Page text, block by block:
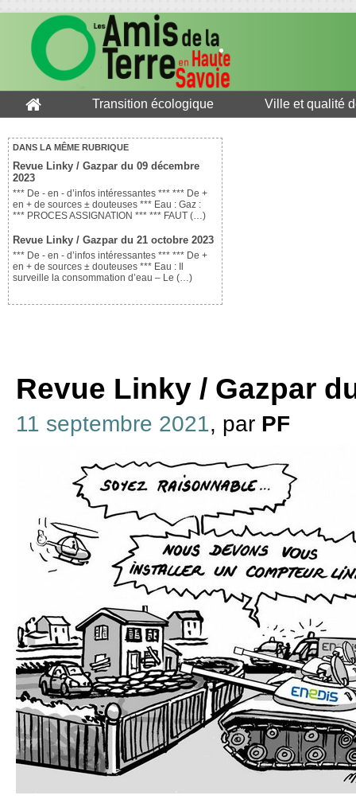
Transition écologique Ville et qualité
DANS LA MÊME RUBRIQUE
Revue Linky / Gazpar du 09 décembre
2023
*** De - en - d’infos intéressantes *** *** De +
en + de sources ± douteuses *** Eau : Gaz :
*** PROCES ASSIGNATION *** *** FAUT (…)
Revue Linky / Gazpar du 21 octobre 2023
*** De - en - d’infos intéressantes *** *** De +
en + de sources ± douteuses *** Eau : Il
surveille la consommation d’eau – Le (…)
Revue Linky / Gazpar
11 septembre 2021, par PF